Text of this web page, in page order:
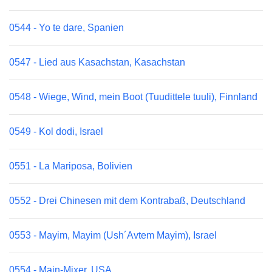
0544 - Yo te dare, Spanien
0547 - Lied aus Kasachstan, Kasachstan
0548 - Wiege, Wind, mein Boot (Tuudittele tuuli), Finnland
0549 - Kol dodi, Israel
0551 - La Mariposa, Bolivien
0552 - Drei Chinesen mit dem Kontrabaß, Deutschland
0553 - Mayim, Mayim (Ush´Avtem Mayim), Israel
0554 - Main-Mixer, USA